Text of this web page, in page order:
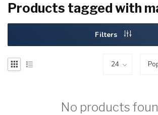
Products tagged with
Filters
No products